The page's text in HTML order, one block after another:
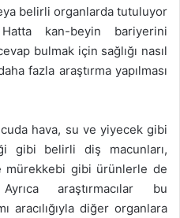
belirli organlarda tutuluyor
kan-beyin bariyerini
bulmak için sağlığı nasıl
fazla araştırma yapılması
hava, su ve yiyecek gibi
gibi belirli diş macunları,
mürekkebi gibi ürünlerle de
araştırmacılar bu
aracılığıyla diğer organlara